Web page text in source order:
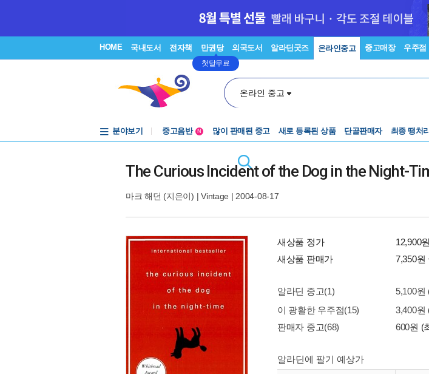
HOME 국내도서 전자책 만권당
첫달무료
외국도서 알라딘굿즈 온라인중고 중고매장 우주점
온라인 중고
분야보기
중고음반
N 많이 판매된 중고 새로 등록된 상품 단골판매자 최종 땡처
The Curious Incident of the Dog in the Night-
마크 해던 (지은이) |Vintage | 2004-08-17
새상품 정가 12,900원
새상품 판매가
7,350원
알라딘 중고(1) 5,100원
이 광활한 우주점(15) 3,400원
판매자 중고(68)
600원 (
알라딘에 팔기 예상가